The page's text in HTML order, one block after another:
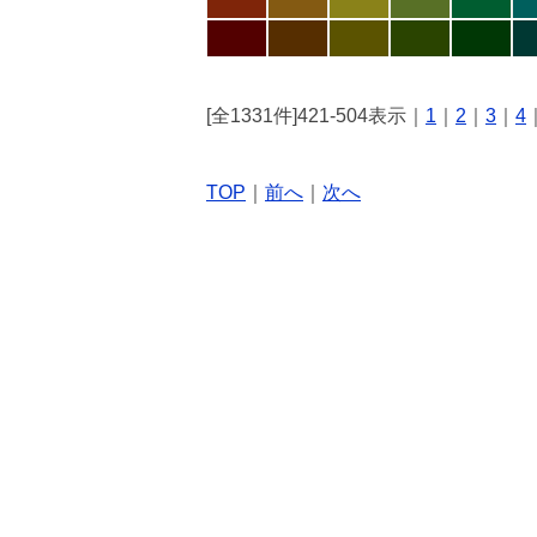
[全1331件]421-504表示｜ 1 2 3 4
TOP 前へ 次へ